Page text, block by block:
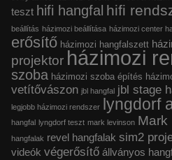
teszt hifi hangfal hifi
beállítás házimozi beállítása házimozi center
erősítő házimozi hangfalszett
projektor házimozi
szoba házimozi szoba építés
vetítővászon jbl hangfal jbl stage
legjobb házimozi rendszer lyngdorf
hangfal lyngdorf teszt mark levinson Mark
hangfalak revel hangfalak sim2
videók végerősítő állványos